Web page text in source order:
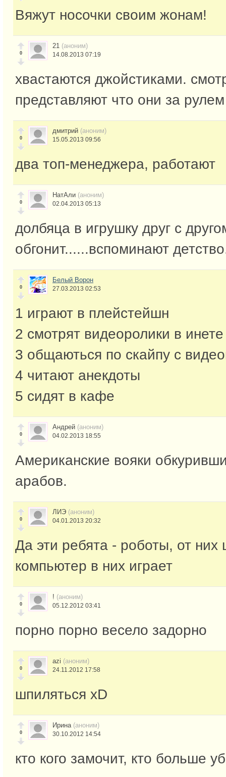
Вяжут носочки своим жонам!
0
21 (аноним)
14.08.2013 07:19
хвастаются джойстиками.
представляют что они за
0
дмитрий (аноним)
15.05.2013 09:56
два топ-менеджера, работают
0
НатАли (аноним)
02.04.2013 05:13
долбяца в игрушку друг с
обгонит......вспоминают
0
Белый Ворон
27.03.2013 02:53
1 играют в плейстейшн
2 смотрят видеоролики в инете
3 общаються по скайпу с
4 читают анекдоты
5 сидят в кафе
0
Андрей (аноним)
04.02.2013 18:55
Американские вояки
арабов.
0
ЛИЭ (аноним)
04.01.2013 20:32
Да эти ребята - роботы, от них
компьютер в них играет
0
! (аноним)
05.12.2012 03:41
порно порно весело задорно
0
azi (аноним)
24.11.2012 17:58
шпиляться xD
0
Ирина (аноним)
30.10.2012 14:54
кто кого замочит, кто больше